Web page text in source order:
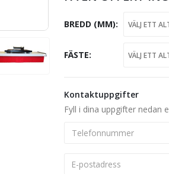
BREDD (MM)
FÄSTE
Kontaktuppgifter
Fyll i dina uppgifter nedan